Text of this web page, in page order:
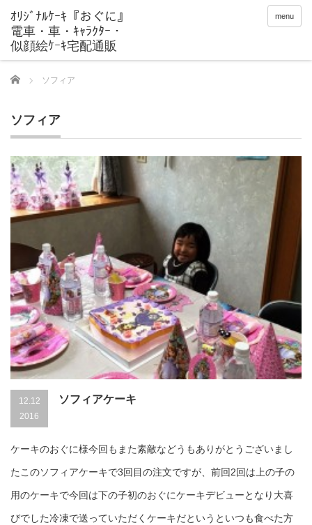
menu
Home ソフィア
ソフィア
12.12
2016
ソフィアケーキ
ケーキのおぐに様今回もまた素敵などうもありがとうございまし
たこのソフィアケーキで3回目の注文ですが、前回2回は上の子の
用のケーキで今回は下の子初のおぐにケーキデビューとなり大喜
びでした冷凍で送っていただくケーキだというといつも食べた方